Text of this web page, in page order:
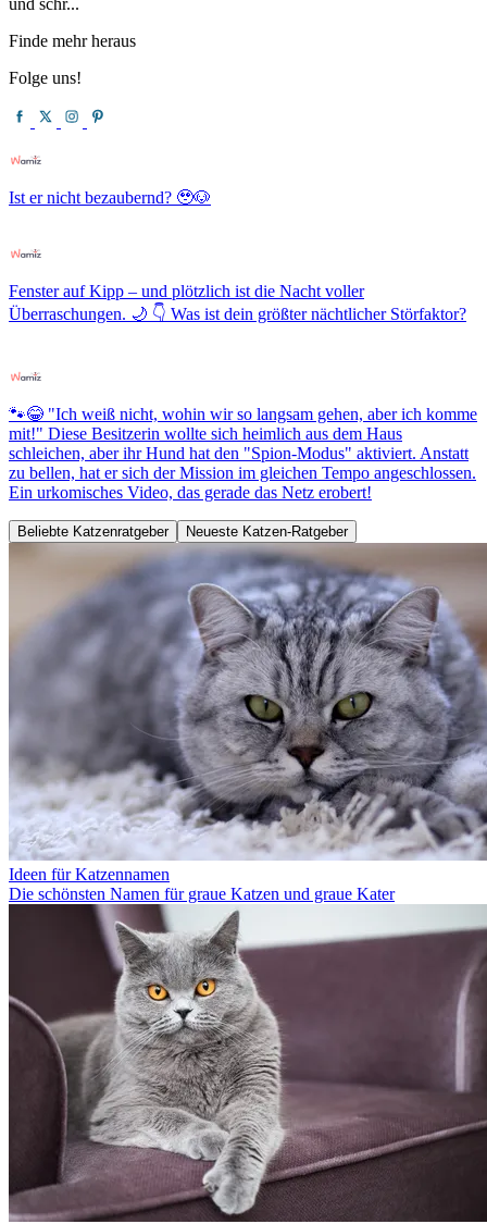
Finde mehr heraus
Folge uns!
Ist er nicht bezaubernd? 🥹🐶
Fenster auf Kipp – und plötzlich ist die Nacht voller
Überraschungen. 🌙 👇 Was ist dein größter nächtlicher Störfaktor?
🐾😂 "Ich weiß nicht, wohin wir so langsam gehen, aber ich komme
mit!" Diese Besitzerin wollte sich heimlich aus dem Haus
schleichen, aber ihr Hund hat den "Spion-Modus" aktiviert. Anstatt
zu bellen, hat er sich der Mission im gleichen Tempo angeschlossen.
Ein urkomisches Video, das gerade das Netz erobert!
Beliebte Katzenratgeber Neueste Katzen-Ratgeber
Ideen für Katzennamen
Die schönsten Namen für graue Katzen und graue Kater